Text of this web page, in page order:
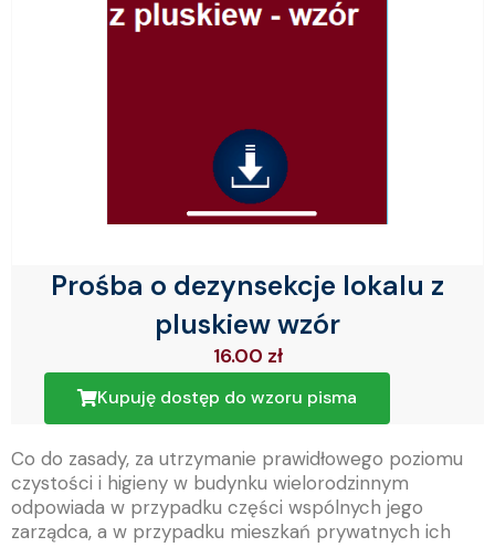
Prośba o dezynsekcje lokalu z
pluskiew wzór
16.00 zł
Kupuję dostęp do wzoru pisma
Co do zasady, za utrzymanie prawidłowego poziomu
czystości i higieny w budynku wielorodzinnym
odpowiada w przypadku części wspólnych jego
zarządca, a w przypadku mieszkań prywatnych ich